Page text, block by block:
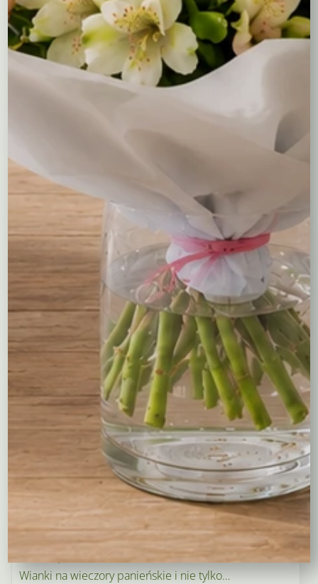
minimalistyczne, rustykalne lub bogato zdobione, idealnie
pasujące do każdego wnętrza.
Stwórz wyjątkowy klimat adwentowy
Wieńce adwentowe to nie tylko piękna ozdoba, ale też
tradycja, która jednoczy rodzinę podczas zapalania świec
produkty i wprowadź do swojego domu odrobinę magii
adwentowego czasu.
Wybierz zakres cen
Wybierz kolor
Wybierz długość kwiatów
Kompozycje
Bukiety okolicznościowe
Kreatory bukietów
Flower boxy – kwiaty w pudełkach
Maskotki
Kosze kwiatowe
Tulipany
Kosze upominkowe
Wianki na wieczory panieńskie i nie tylko…